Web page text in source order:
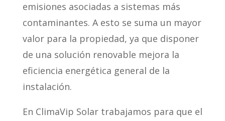
emisiones asociadas a sistemas más
contaminantes. A esto se suma un mayor
valor para la propiedad, ya que disponer
de una solución renovable mejora la
eficiencia energética general de la
instalación.
En ClimaVip Solar trabajamos para que el